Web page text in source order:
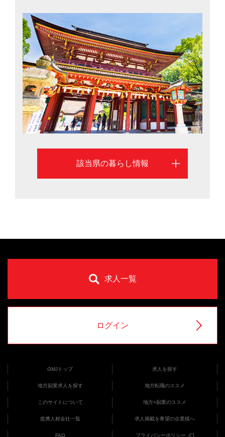
1市の中で総合物価の安さは北九州市が1位、福岡市が2
位（平成29年総務省「小売物価統計調査」）と低物価な
一方、商業施設や県内外への交通網が充実しているた
め、少ない生活コストで都会的な暮らしが手に入りま
す。UJIターン別移住希望地ランキング（2017年）にお
いて、Uターン3位、Jターン2位、Iターン6位と上位を獲
得していることから、都会慣れした人でも移住しやすい
環境であることがわかります。福岡市と北九州市を中心
に、福岡県の移住情報を掲載しています。
該当県の暮らし情報
求人一覧
ログイン
GMJトップ 求人を探す
地方副業求人を探す 地方転職のススメ
このサイトについて 地方×副業のススメ
提携人材会社一覧 求人掲載を希望の企業様へ
FAQ プライバシーポリシー